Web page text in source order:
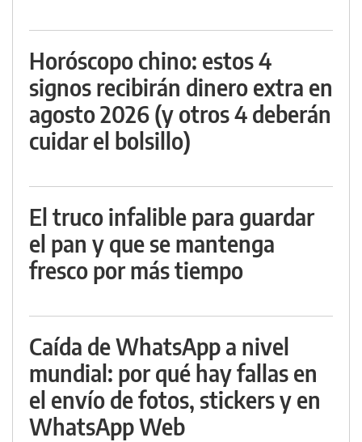
Horóscopo chino: estos 4
signos recibirán dinero extra en
agosto 2026 (y otros 4 deberán
cuidar el bolsillo)
El truco infalible para guardar
el pan y que se mantenga
fresco por más tiempo
Caída de WhatsApp a nivel
mundial: por qué hay fallas en
el envío de fotos, stickers y en
WhatsApp Web